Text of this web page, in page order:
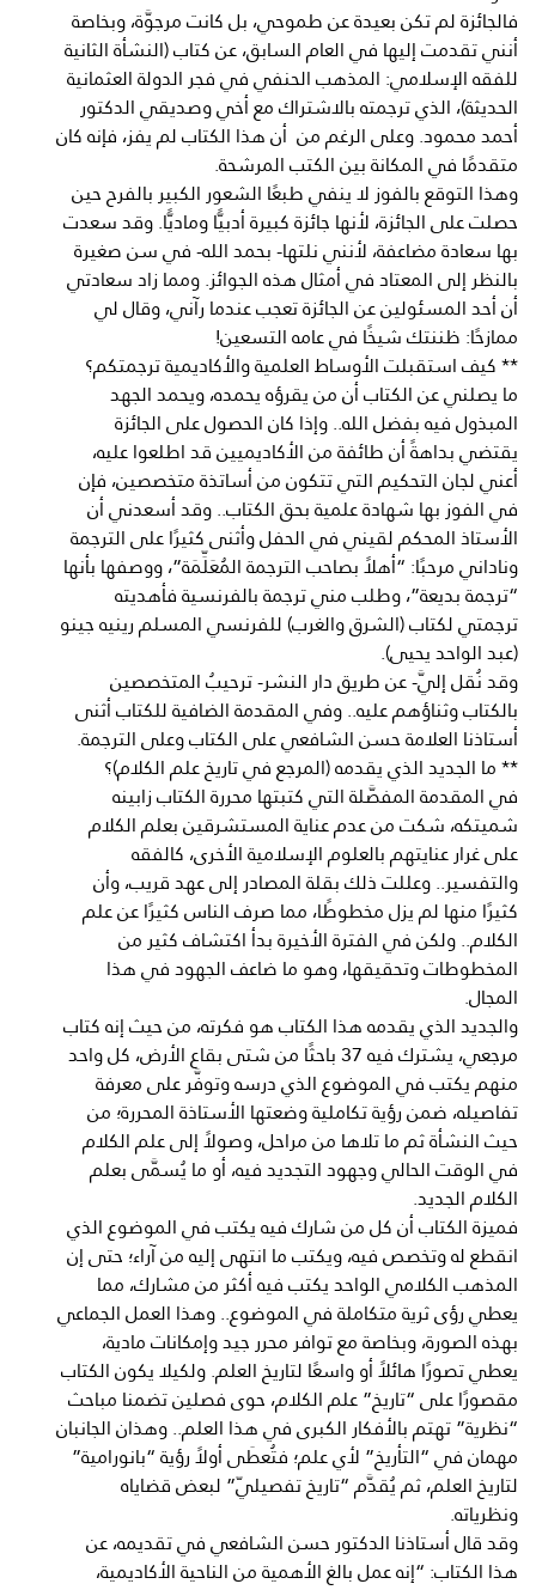
فالجائزة لم تكن بعيدة عن طموحي، بل كانت مرجوَّة، وبخاصة
أنني تقدمت إليها في العام السابق، عن كتاب (النشأة الثانية
للفقه الإسلامي: المذهب الحنفي في فجر الدولة العثمانية
الحديثة)، الذي ترجمته بالاشتراك مع أخي وصديقي الدكتور
أحمد محمود. وعلى الرغم من أن هذا الكتاب لم يفز، فإنه كان
متقدمًا في المكانة بين الكتب المرشحة.
وهذا التوقع بالفوز لا ينفي طبعًا الشعور الكبير بالفرح حين
حصلت على الجائزة، لأنها جائزة كبيرة أدبيًّا وماديًّا. وقد سعدت
بها سعادة مضاعفة، لأنني نلتها- بحمد الله- في سن صغيرة
بالنظر إلى المعتاد في أمثال هذه الجوائز. ومما زاد سعادتي
أن أحد المسئولين عن الجائزة تعجب عندما رآني، وقال لي
ممازحًا: ظننتك شيخًا في عامه التسعين!
** كيف استقبلت الأوساط العلمية والأكاديمية ترجمتكم؟
ما يصلني عن الكتاب أن من يقرؤه يحمده، ويحمد الجهد
المبذول فيه بفضل الله.. وإذا كان الحصول على الجائزة
يقتضي بداهةً أن طائفة من الأكاديميين قد اطلعوا عليه،
أعني لجان التحكيم التي تتكون من أساتذة متخصصين، فإن
في الفوز بها شهادة علمية بحق الكتاب.. وقد أسعدني أن
الأستاذ المحكم لقيني في الحفل وأثنى كثيرًا على الترجمة
وناداني مرحبًا: “أهلاً بصاحب الترجمة المُعَلِّمَة”، ووصفها بأنها
“ترجمة بديعة”، وطلب مني ترجمة بالفرنسية فأهديته
ترجمتي لكتاب (الشرق والغرب) للفرنسي المسلم رينيه جينو
(عبد الواحد يحيى).
وقد نُقل إليَّ- عن طريق دار النشر- ترحيبُ المتخصصين
بالكتاب وثناؤهم عليه.. وفي المقدمة الضافية للكتاب أثنى
أستاذنا العلامة حسن الشافعي على الكتاب وعلى الترجمة.
** ما الجديد الذي يقدمه (المرجع في تاريخ علم الكلام)؟
في المقدمة المفصَّلة التي كتبتها محررة الكتاب زابينه
شميتكه، شكت من عدم عناية المستشرقين بعلم الكلام
على غرار عنايتهم بالعلوم الإسلامية الأخرى، كالفقه
والتفسير.. وعللت ذلك بقلة المصادر إلى عهد قريب، وأن
كثيرًا منها لم يزل مخطوطًا، مما صرف الناس كثيرًا عن علم
الكلام.. ولكن في الفترة الأخيرة بدأ اكتشاف كثير من
المخطوطات وتحقيقها، وهو ما ضاعف الجهود في هذا
المجال.
والجديد الذي يقدمه هذا الكتاب هو فكرته، من حيث إنه كتاب
مرجعي، يشترك فيه 37 باحثًا من شتى بقاع الأرض، كل واحد
منهم يكتب في الموضوع الذي درسه وتوفَّر على معرفة
تفاصيله، ضمن رؤية تكاملية وضعتها الأستاذة المحررة؛ من
حيث النشأة ثم ما تلاها من مراحل، وصولاً إلى علم الكلام
في الوقت الحالي وجهود التجديد فيه، أو ما يُسمَّى بعلم
الكلام الجديد.
فميزة الكتاب أن كل من شارك فيه يكتب في الموضوع الذي
انقطع له وتخصص فيه، ويكتب ما انتهى إليه من آراء؛ حتى إن
المذهب الكلامي الواحد يكتب فيه أكثر من مشارك، مما
يعطي رؤى ثرية متكاملة في الموضوع.. وهذا العمل الجماعي
بهذه الصورة، وبخاصة مع توافر محرر جيد وإمكانات مادية،
يعطي تصورًا هائلاً أو واسعًا لتاريخ العلم. ولكيلا يكون الكتاب
مقصورًا على “تاريخ” علم الكلام، حوى فصلين تضمنا مباحث
“نظرية” تهتم بالأفكار الكبرى في هذا العلم.. وهذان الجانبان
مهمان في “التأريخ” لأي علم؛ فتُعطَى أولاً رؤية “بانورامية”
لتاريخ العلم، ثم يُقدَّم “تاريخ تفصيليّ” لبعض قضاياه
ونظرياته.
وقد قال أستاذنا الدكتور حسن الشافعي في تقديمه، عن
هذا الكتاب: “إنه عمل بالغ الأهمية من الناحية الأكاديمية،